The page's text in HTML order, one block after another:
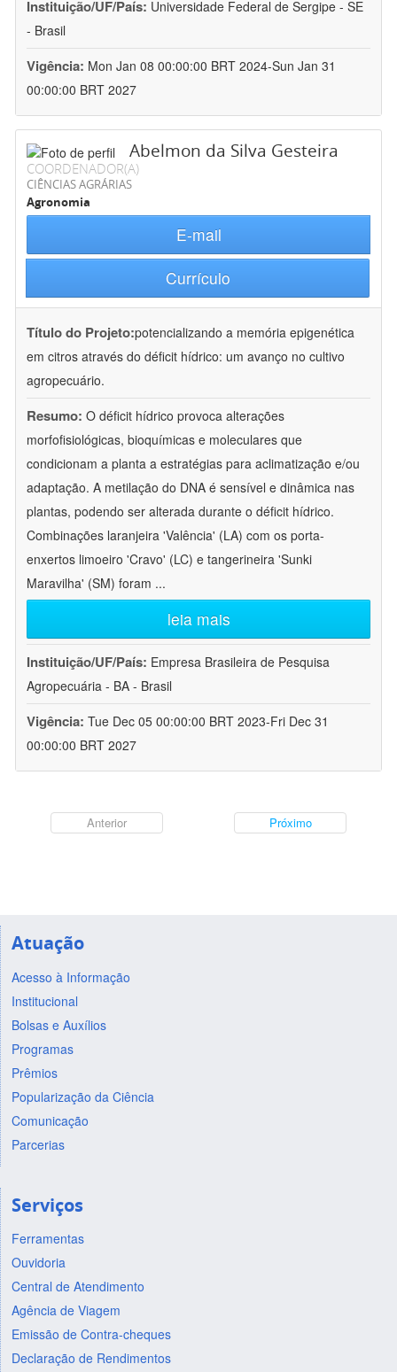
Instituição/UF/País: Universidade Federal de Sergipe - SE
- Brasil
Vigência: Mon Jan 08 00:00:00 BRT 2024-Sun Jan 31
00:00:00 BRT 2027
Abelmon da Silva Gesteira
COORDENADOR(A)
CIÊNCIAS AGRÁRIAS
Agronomia
E-mail
Currículo
Título do Projeto:potencializando a memória epigenética
em citros através do déficit hídrico: um avanço no cultivo
agropecuário.
Resumo: O déficit hídrico provoca alterações
morfofisiológicas, bioquímicas e moleculares que
condicionam a planta a estratégias para aclimatização e/ou
adaptação. A metilação do DNA é sensível e dinâmica nas
plantas, podendo ser alterada durante o déficit hídrico.
Combinações laranjeira 'Valência' (LA) com os porta-
enxertos limoeiro 'Cravo' (LC) e tangerineira 'Sunki
Maravilha' (SM) foram ...
leia mais
Instituição/UF/País: Empresa Brasileira de Pesquisa
Agropecuária - BA - Brasil
Vigência: Tue Dec 05 00:00:00 BRT 2023-Fri Dec 31
00:00:00 BRT 2027
Anterior Próximo
Atuação
Acesso à Informação
Institucional
Bolsas e Auxílios
Programas
Prêmios
Popularização da Ciência
Comunicação
Parcerias
Serviços
Ferramentas
Ouvidoria
Central de Atendimento
Agência de Viagem
Emissão de Contra-cheques
Declaração de Rendimentos